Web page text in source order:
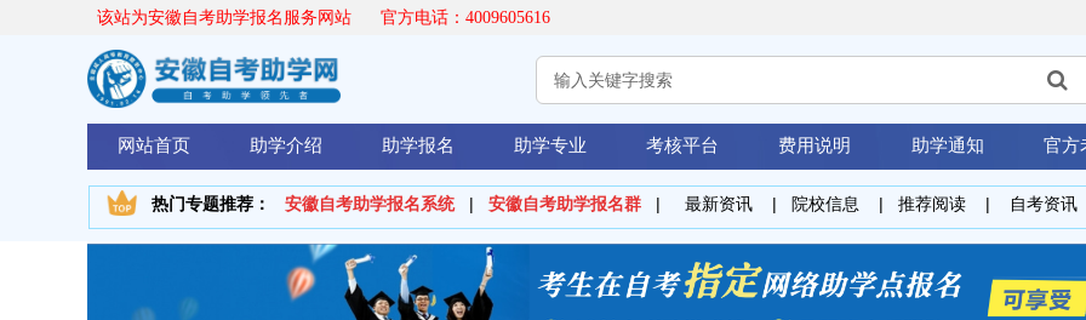
网站首页 助学介绍 助学报名 助学专业 考核平台 费用说明 助学通知 官方
安徽自考助学报名系统 | 安徽自考助学报名群 | 最新资讯| 院校信息 | 推荐阅读 | 自考资讯
热门专题推荐：
该站为安徽自考助学报名服务网站 官方电话：4009605616